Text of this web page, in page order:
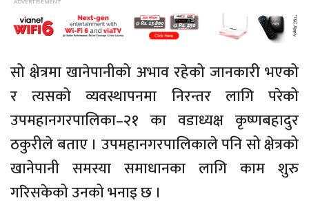
सो क्षेत्रमा खानेपानीको अभाव रहेको जानकारी भएको
र त्यसको व्यवस्थापनमा निरन्तर लागि परेको
उपमहानगरपालिका–२१ का वडाध्यक्ष कृष्णबहादुर
ठकुरीले बताए । उपमहानगरपालिकाले पनि सो क्षेत्रको
खानेपानी समस्या समाधानका लागि काम शुरु
गरिसकेको उनको भनाइ छ ।